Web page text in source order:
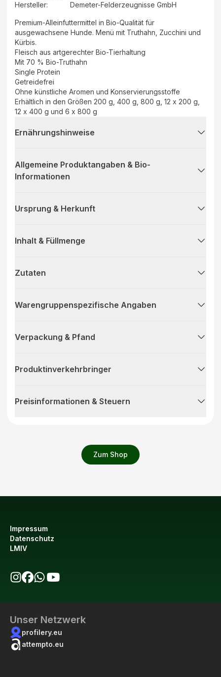
Zum Shop
Hersteller: Demeter-Felderzeugnisse GmbH
Premium-Alleinfuttermittel in Bio-Qualität für
ausgewachsene Hunde. Menü mit Truthahn, Zucchini und
Kürbis.
Fleisch aus artgerechter Bio-Tierhaltung
Mit 70 % Bio-Truthahn
Single Protein
Getreidefrei
Ohne künstliche Aromen und Konservierungsstoffe
Erhältlich in den Größen 200 g, 400 g, 800 g, 12 x 200 g,
12 x 400 g und 6 x 800 g
Ernährungshinweise
Allgemeine Produktangaben & Bio-
Informationen
Ursprung & Herkunft
Inhalt & Füllmenge
Zutaten
Warengruppenspezifische Angaben
Verpackung & Pfand
Produktinverkehrbringer
Preisinformationen & Steuern
Impressum
Datenschutz
LMIV
Unser Netzwerk
profilery.eu
attempto.eu